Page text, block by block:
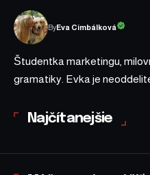
ByEva Cimbálková
Študentka marketingu,
gramatiky. Evka je
Najčítanejšie